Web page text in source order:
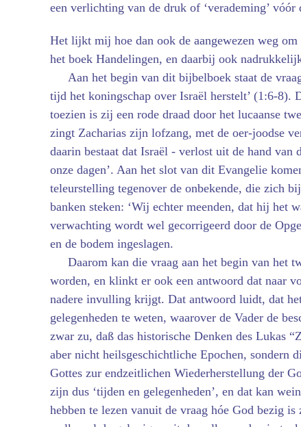
een verlichting van de druk of ‘verademing’ vóór
Het lijkt mij hoe dan ook de aangewezen weg
het boek Handelingen, en daarbij ook
Aan het begin van dit bijbelboek staat de
tijd het koningschap over Israël herstelt’ (1:6-8).
toezien is zij een rode draad door het lucaanse
zingt Zacharias zijn lofzang, met de oer-joodse
daarin bestaat dat Israël - verlost uit de hand van
onze dagen’. Aan het slot van dit Evangelie
teleurstelling tegenover de onbekende, die zich
banken steken: ‘Wij echter meenden, dat hij het
verwachting wordt wel gecorrigeerd door de
en de bodem ingeslagen.
Daarom kan die vraag aan het begin van het
worden, en klinkt er ook een antwoord dat naar
nadere invulling krijgt. Dat antwoord luidt, dat
gelegenheden te weten, waarover de Vader de
zwar zu, daß das historische Denken des Lukas
aber nicht heils­geschichtliche Epochen, sondern
Gottes zur endzeitlichen Wieder­her­stellung der
zijn dus ‘tijden en gelegenheden’, en dat kan
hebben te lezen vanuit de vraag hóe God bezig